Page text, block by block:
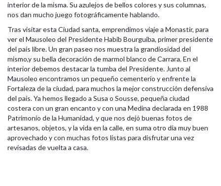
interior de la misma. Su azulejos de bellos colores y sus columnas,
nos dan mucho juego fotográficamente hablando.
Tras visitar esta Ciudad santa, emprendimos viaje a Monastir, para
ver el Mausoleo del Presidente Habib Bourguiba, primer presidente
del país libre. Un gran paseo nos muestra la grandiosidad del
mismo,y su bella decoración de marmol blanco de Carrara. En el
interior debemos destacar la tumba del Presidente. Junto al
Mausoleo encontramos un pequeño cementerio y enfrente la
Fortaleza de la ciudad, para muchos la mejor construcción defensiva
del país. Ya hemos llegado a Susa o Sousse, pequeña ciudad
costera con un gran encanto y con una Medina declarada en 1988
Patrimonio de la Humanidad, y que nos dejó buenas fotos de
artesanos, objetos, y la vida en la calle, en suma otro día muy buen
aprovechado y con muchas fotos listas para disfrutar una vez
revisadas de vuelta a casa.